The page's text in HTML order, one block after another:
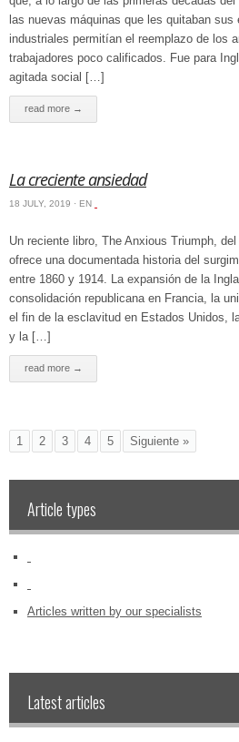
las nuevas máquinas que les quitaban
industriales permitían el reemplazo de los
trabajadores poco calificados. Fue para
agitada social […]
read more →
La creciente ansiedad
18 JULY, 2019 · EN
Un reciente libro, The Anxious Triumph,
ofrece una documentada historia del
entre 1860 y 1914. La expansión de la
consolidación republicana en Francia, la
el fin de la esclavitud en Estados Unidos,
y la […]
read more →
1 2 3 4 5 Siguiente »
Article types
Articles written by our specialists
Latest articles